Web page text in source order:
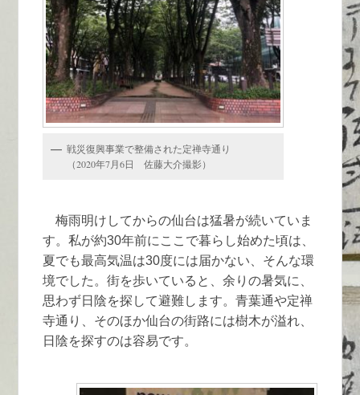
戦災復興事業で整備された定禅寺通り
（2020年7月6日 佐藤大介撮影）
梅雨明けしてからの仙台は猛暑が続いていま
す。私が約30年前にここで暮らし始めた頃は、
夏でも最高気温は30度には届かない、そんな環
境でした。街を歩いていると、余りの暑気に、
思わず日陰を探して避難します。青葉通や定禅
寺通り、そのほか仙台の街路には樹木が溢れ、
日陰を探すのは容易です。